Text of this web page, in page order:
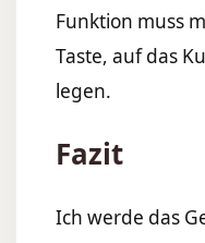
Funktion muss
Taste, auf das
legen.
Fazit
Ich werde das